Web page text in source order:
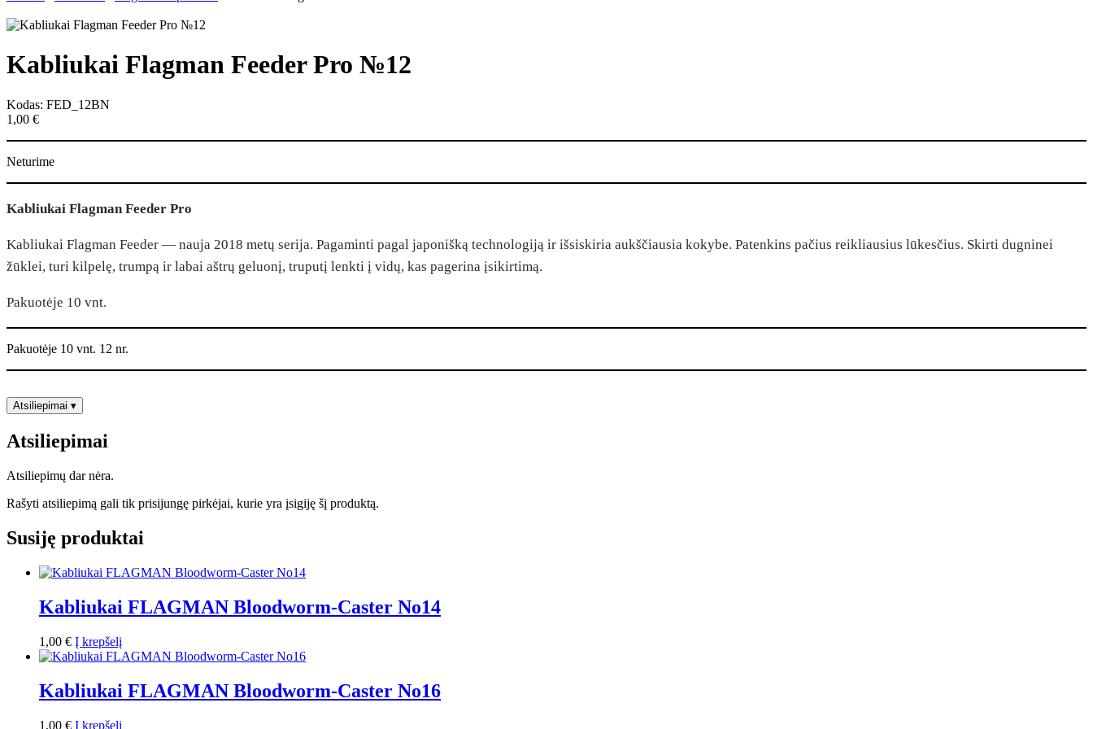
Kabliukai Flagman Feeder Pro №12
Kodas: FED_12BN
1,00 €
Neturime
Kabliukai Flagman Feeder Pro
Kabliukai Flagman Feeder — nauja 2018 metų serija. Pagaminti pagal japonišką technologiją ir išsiskiria aukščiausia kokybe. Patenkins pačius reikliausius lūkesčius. Skirti dugninei
žūklei, turi kilpelę, trumpą ir labai aštrų geluonį, truputį lenkti į vidų, kas pagerina įsikirtimą.
Pakuotėje 10 vnt.
Pakuotėje 10 vnt. 12 nr.
Atsiliepimai ▾
Atsiliepimai
Atsiliepimų dar nėra.
Rašyti atsiliepimą gali tik prisijungę pirkėjai, kurie yra įsigiję šį produktą.
Susiję produktai
Kabliukai FLAGMAN Bloodworm-Caster No14
1,00 € Į krepšelį
Kabliukai FLAGMAN Bloodworm-Caster No16
1,00 € Į krepšelį